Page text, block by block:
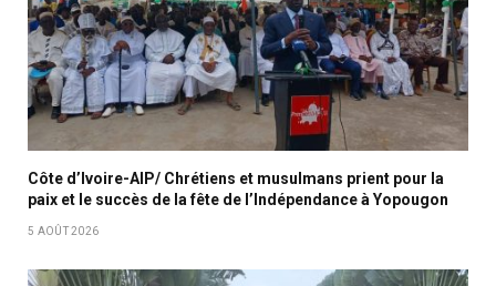
Côte d’Ivoire-AIP/ Chrétiens et musulmans prient pour la
paix et le succès de la fête de l’Indépendance à Yopougon
5 AOÛT 2026